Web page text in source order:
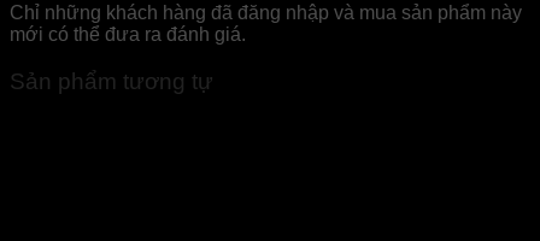
Chỉ những khách hàng đã đăng nhập và mua sản phẩm này
mới có thể đưa ra đánh giá.
Sản phẩm tương tự